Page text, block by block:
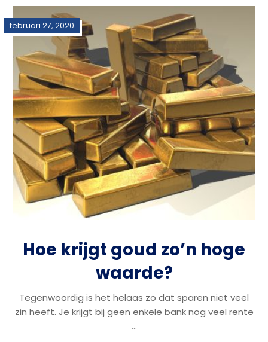
Hoe krijgt goud zo’n hoge
waarde?
februari 27, 2020
Tegenwoordig is het helaas zo dat sparen niet veel
zin heeft. Je krijgt bij geen enkele bank nog veel rente
...